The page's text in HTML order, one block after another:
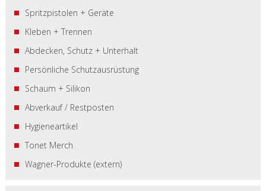
Spritzpistolen + Geräte
Kleben + Trennen
Abdecken, Schutz + Unterhalt
Persönliche Schutzausrüstung
Schaum + Silikon
Abverkauf / Restposten
Hygieneartikel
Tonet Merch
Wagner-Produkte (extern)